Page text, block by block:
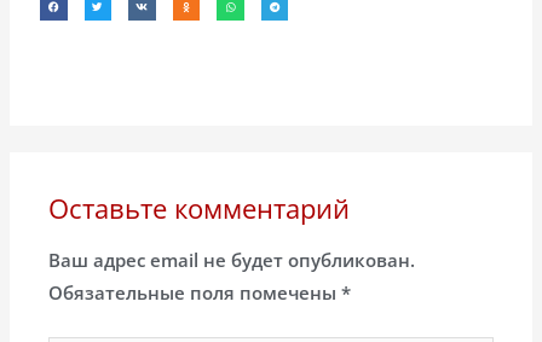
Оставьте комментарий
Ваш адрес email не будет опубликован.
Обязательные поля помечены*